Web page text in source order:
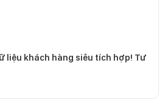
liệu khách hàng siêu tích hợp! Tư